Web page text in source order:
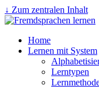
↓ Zum zentralen Inhalt
Home
Lernen mit System
Lerntypen